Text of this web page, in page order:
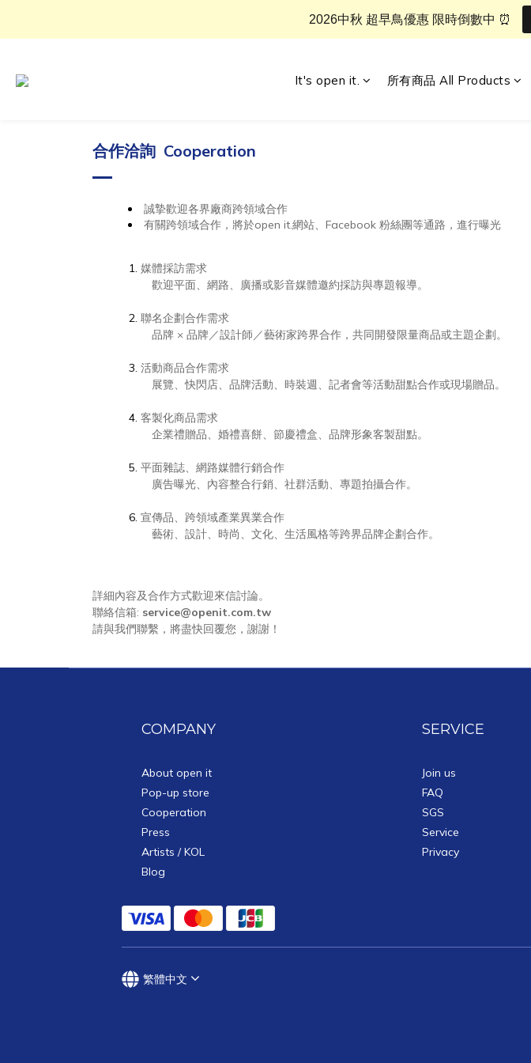
It's open it. 所有商品 All Products
合作洽詢 Cooperation
誠摯歡迎各界廠商跨領域合作
有關跨領域合作，將於open it.網站、Facebook 粉絲團等通路，進行曝光
媒體採訪需求
歡迎平面、網路、廣播或影音媒體邀約採訪與專題報導。
聯名企劃合作需求
品牌 × 品牌／設計師／藝術家跨界合作，共同開發限量商品或主題企劃。
活動商品合作需求
展覽、快閃店、品牌活動、時裝週、記者會等活動甜點合作或現場贈品。
客製化商品需求
企業禮贈品、婚禮喜餅、節慶禮盒、品牌形象客製甜點。
平面雜誌、網路媒體行銷合作
廣告曝光、內容整合行銷、社群活動、專題拍攝合作。
宣傳品、跨領域產業異業合作
藝術、設計、時尚、文化、生活風格等跨界品牌企劃合作。
詳細內容及合作方式歡迎來信討論。
聯絡信箱: service@openit.com.tw
請與我們聯繫，將盡快回覆您，謝謝！
COMPANY
About open it
Pop-up store
Cooperation
Press
Artists / KOL
Blog
SERVICE
Join us
FAQ
SGS
Service
Privacy
繁體中文
2026中秋 超早鳥優惠 限時倒數中 ⏰